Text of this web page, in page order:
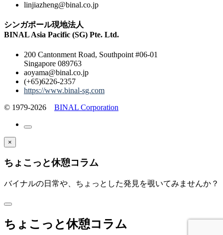
linjiazheng@binal.co.jp
シンガポール現地法人
BINAL Asia Pacific (SG) Pte. Ltd.
200 Cantonment Road, Southpoint #06-01
Singapore 089763
aoyama@binal.co.jp
(+65)6226-2357
https://www.binal-sg.com
© 1979-2026 BINAL Corporation
×
ちょこっと休憩コラム
バイナルの日常や、ちょっとした発見を覗いてみませんか？
ちょこっと休憩コラム